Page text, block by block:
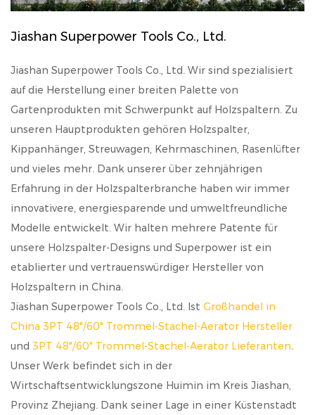
Jiashan Superpower Tools Co., Ltd.
Jiashan Superpower Tools Co., Ltd. Wir sind spezialisiert
auf die Herstellung einer breiten Palette von
Gartenprodukten mit Schwerpunkt auf Holzspaltern. Zu
unseren Hauptprodukten gehören Holzspalter,
Kippanhänger, Streuwagen, Kehrmaschinen, Rasenlüfter
und vieles mehr. Dank unserer über zehnjährigen
Erfahrung in der Holzspalterbranche haben wir immer
innovativere, energiesparende und umweltfreundliche
Modelle entwickelt. Wir halten mehrere Patente für
unsere Holzspalter-Designs und Superpower ist ein
etablierter und vertrauenswürdiger Hersteller von
Holzspaltern in China.
Jiashan Superpower Tools Co., Ltd. Ist Großhandel in
China 3PT 48"/60" Trommel-Stachel-Aerator Hersteller
und 3PT 48"/60" Trommel-Stachel-Aerator Lieferanten.
Unser Werk befindet sich in der
Wirtschaftsentwicklungszone Huimin im Kreis Jiashan,
Provinz Zhejiang. Dank seiner Lage in einer Küstenstadt